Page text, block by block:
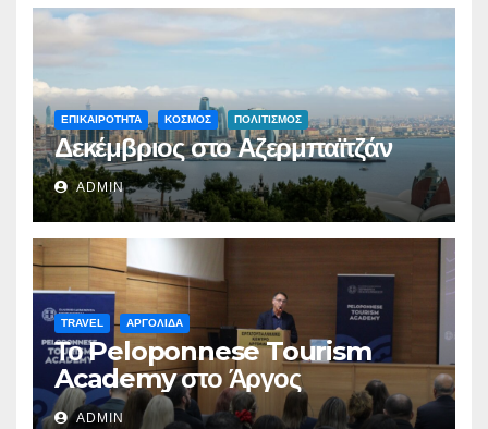
ΕΠΙΚΑΙΡΟΤΗΤΑ ΚΟΣΜΟΣ ΠΟΛΙΤΙΣΜΟΣ
Δεκέμβριος στο Αζερμπαϊτζάν
ADMIN
TRAVEL ΑΡΓΟΛΙΔΑ
Το Peloponnese Tourism
Academy στο Άργος
ADMIN